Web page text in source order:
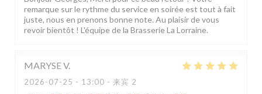
remarque sur le rythme du service en soirée est tout à fait
juste, nous en prenons bonne note. Au plaisir de vous
revoir bientôt ! L'équipe de la Brasserie La Lorraine.
MARYSEV
2026-07-25 - 13:00 - 来宾 2